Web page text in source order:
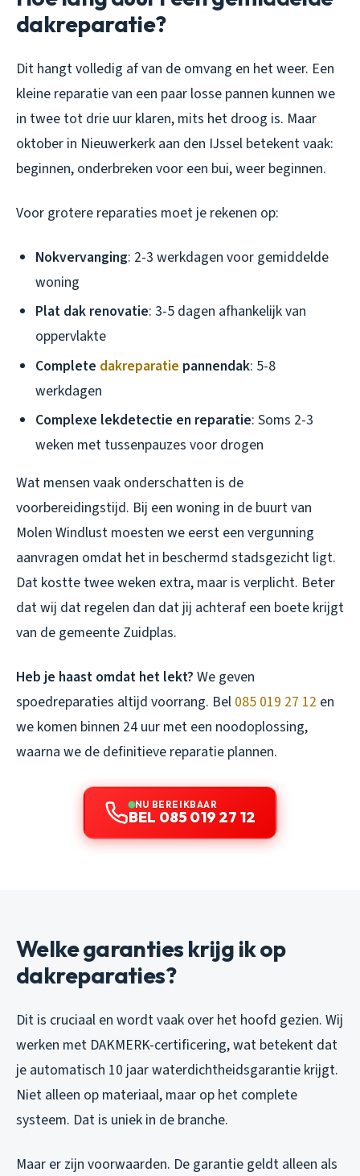
dakreparatie?
Dit hangt volledig af van de omvang en het weer. Een
kleine reparatie van een paar losse pannen kunnen we
in twee tot drie uur klaren, mits het droog is. Maar
oktober in Nieuwerkerk aan den IJssel betekent vaak:
beginnen, onderbreken voor een bui, weer beginnen.
Voor grotere reparaties moet je rekenen op:
Nokvervanging: 2-3 werkdagen voor gemiddelde
woning
Plat dak renovatie: 3-5 dagen afhankelijk van
oppervlakte
Complete dakreparatie pannendak: 5-8
werkdagen
Complexe lekdetectie en reparatie: Soms 2-3
weken met tussenpauzes voor drogen
Wat mensen vaak onderschatten is de
voorbereidingstijd. Bij een woning in de buurt van
Molen Windlust moesten we eerst een vergunning
aanvragen omdat het in beschermd stadsgezicht ligt.
Dat kostte twee weken extra, maar is verplicht. Beter
dat wij dat regelen dan dat jij achteraf een boete krijgt
van de gemeente Zuidplas.
Heb je haast omdat het lekt? We geven
spoedreparaties altijd voorrang. Bel 085 019 27 12 en
we komen binnen 24 uur met een noodoplossing,
waarna we de definitieve reparatie plannen.
NU BEREIKBAAR
BEL 085 019 27 12
Welke garanties krijg ik op
dakreparaties?
Dit is cruciaal en wordt vaak over het hoofd gezien. Wij
werken met DAKMERK-certificering, wat betekent dat
je automatisch 10 jaar waterdichtheidsgarantie krijgt.
Niet alleen op materiaal, maar op het complete
systeem. Dat is uniek in de branche.
Maar er zijn voorwaarden. De garantie geldt alleen als